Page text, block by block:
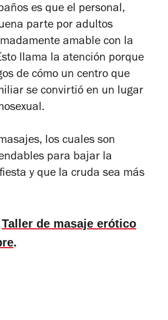
es que el personal,
parte por adultos
amable con la
llama la atención porque
de cómo un centro que
se convirtió en un lugar
los cuales son
para bajar la
y que la cruda sea más
Taller de masaje erótico
.